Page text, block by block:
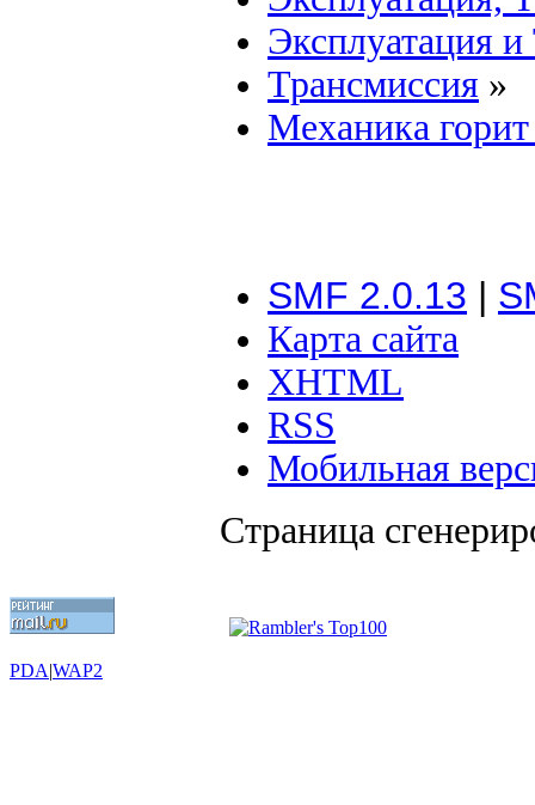
Эксплуатация
Трансмиссия »
Механика
SMF 2.0.13 |
Карта сайта
XHTML
RSS
Мобильная
Страница
PDA|WAP2